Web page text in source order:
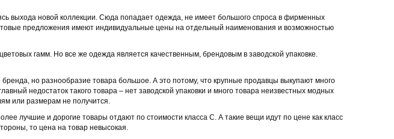
выхода новой коллекции. Сюда попадает одежда, не имеет большого спроса в фирменных
предложения имеют индивидуальные цены на отдельный наименования и возможностью
гамм. Но все же одежда является качественным, брендовым в заводской упаковке.
но разнообразие товара большое. А это потому, что крупные продавцы выкупают много
недостаток такого товара – нет заводской упаковки и много товара неизвестных модных
или размерам не получится.
лучшие и дорогие товары отдают по стоимости класса С. А такие вещи идут по цене как класс
то цена на товар невысокая.